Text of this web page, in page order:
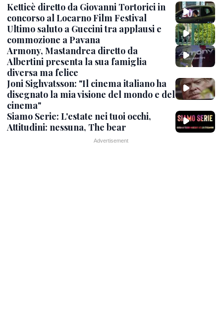
Ketticè diretto da Giovanni Tortorici in
concorso al Locarno Film Festival
Ultimo saluto a Guccini tra applausi e
commozione a Pavana
Armony, Mastandrea diretto da
Albertini presenta la sua famiglia
diversa ma felice
Joni Sighvatsson: "Il cinema italiano ha
disegnato la mia visione del mondo e del
cinema"
Siamo Serie: L'estate nei tuoi occhi,
Attitudini: nessuna, The bear